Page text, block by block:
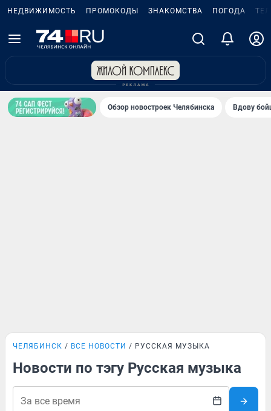
НЕДВИЖИМОСТЬ ПРОМОКОДЫ ЗНАКОМСТВА ПОГОДА
Обзор новостроек Челябинска Вдову
ЧЕЛЯБИНСК ВСЕ НОВОСТИ РУССКАЯ МУЗЫКА
Новости по тэгу Русская музыка